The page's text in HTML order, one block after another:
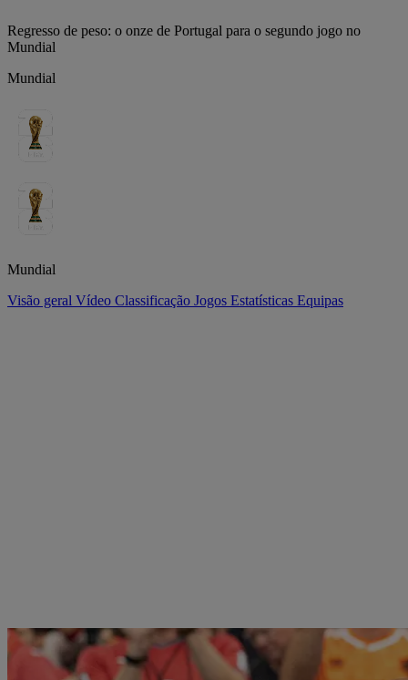
Regresso de peso: o onze de Portugal para o segundo jogo no
Mundial
Mundial
Mundial
Visão geral Vídeo Classificação Jogos Estatísticas Equipas